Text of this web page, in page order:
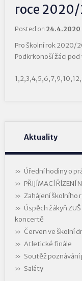
roce 2020/
Posted on 24.4.2020
Pro školní rok 2020/
Podkrkonoší žáci
Aktuality
Úřední hodiny o
PŘIJÍMACÍ
Zahájení
Úspěch žákyň
koncertě
Červen ve školní
Atletické finále
Soutěž poznávání
Saláty